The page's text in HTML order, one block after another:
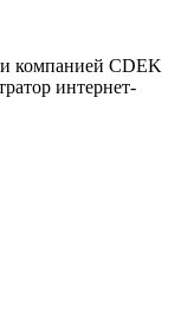
и компанией CDEK
интернет-